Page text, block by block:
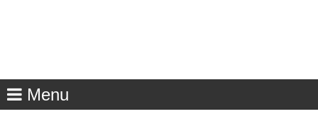
Menu